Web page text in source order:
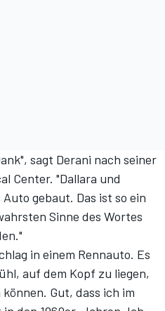
sagt Derani nach seiner
Center. "Dallara und
gebaut. Das ist so ein
Sinne des Wortes
in einem Rennauto. Es
auf dem Kopf zu liegen,
Gut, dass ich im